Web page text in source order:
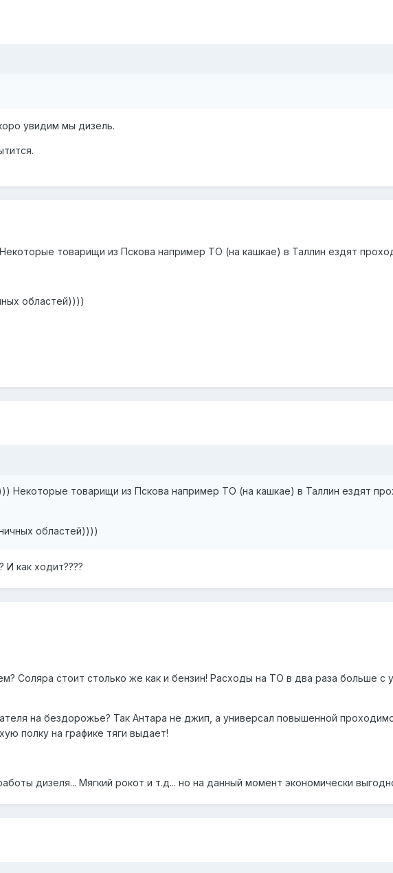
увидим мы дизель.
товарищи из Пскова например ТО (на кашкае) в Таллин ездят
областей))))
Некоторые товарищи из Пскова например ТО (на кашкае) в Таллин ездят
областей))))
И как ходит????
Соляра стоит столько же как и бензин! Расходы на ТО в два раза больше с
на бездорожье? Так Антара не джип, а универсал повышенной
полку на графике тяги выдает!
дизеля... Мягкий рокот и т.д... но на данный момент экономически